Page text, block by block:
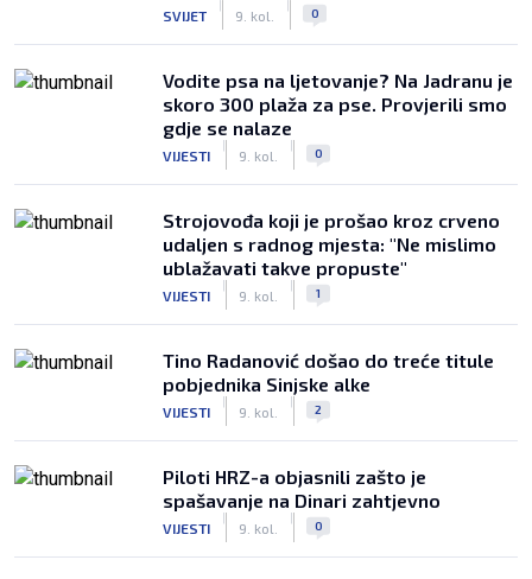
SVIJET 9. kol. 0
Vodite psa na ljetovanje? Na Jadranu je
skoro 300 plaža za pse. Provjerili smo
gdje se nalaze
VIJESTI 9. kol. 0
Strojovođa koji je prošao kroz crveno
udaljen s radnog mjesta: "Ne mislimo
ublažavati takve propuste"
VIJESTI 9. kol. 1
Tino Radanović došao do treće titule
pobjednika Sinjske alke
VIJESTI 9. kol. 2
Piloti HRZ-a objasnili zašto je
spašavanje na Dinari zahtjevno
VIJESTI 9. kol. 0